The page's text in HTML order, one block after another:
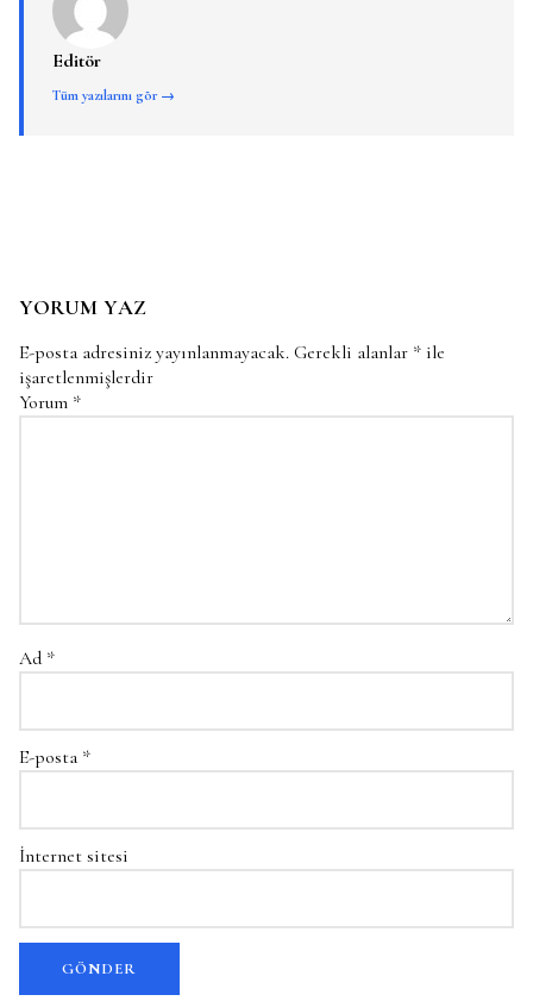
Editör
Tüm yazılarını gör →
YORUM YAZ
E-posta adresiniz yayınlanmayacak. Gerekli alanlar * ile
işaretlenmişlerdir
Yorum *
Ad *
E-posta *
İnternet sitesi